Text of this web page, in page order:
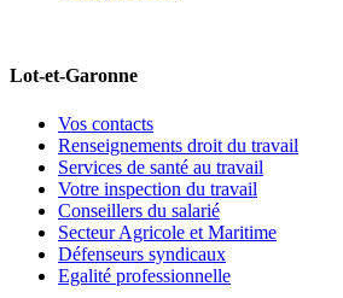
Lot-et-Garonne
Vos contacts
Renseignements droit du travail
Services de santé au travail
Votre inspection du travail
Conseillers du salarié
Secteur Agricole et Maritime
Défenseurs syndicaux
Egalité professionnelle